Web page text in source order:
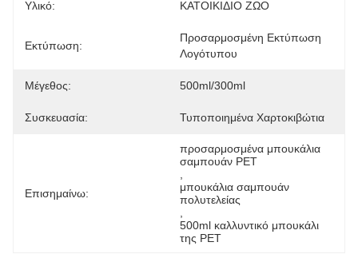
Υλικό: ΚΑΤΟΙΚΙΔΙΟ ΖΩΟ
Εκτύπωση:
Προσαρμοσμένη Εκτύπωση
Λογότυπου
Μέγεθος: 500ml/300ml
Συσκευασία: Τυποποιημένα Χαρτοκιβώτια
Επισημαίνω:
προσαρμοσμένα μπουκάλια
σαμπουάν PET
μπουκάλια σαμπουάν
πολυτελείας
500ml καλλυντικό μπουκάλι
της PET